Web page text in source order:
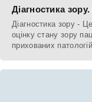
Діагностика
Діагностика зору -
оцінку стану зору
прихованих